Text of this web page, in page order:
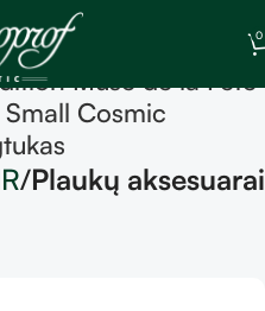
0
Muse de la Fête
Cosmic
Plaukų aksesuarai